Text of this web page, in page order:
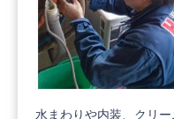
水まわりや内装、クリ